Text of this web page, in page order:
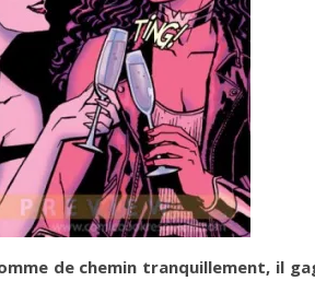
de chemin tranquillement, il